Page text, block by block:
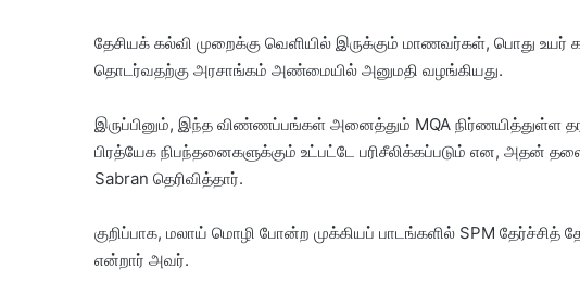
தேசியக் கல்வி முறைக்கு வெளியில் இருக்கும் மாணவர்கள், பொது உயர்
தொடர்வதற்கு அரசாங்கம் அண்மையில் அனுமதி வழங்கியது.
இருப்பினும், இந்த விண்ணப்பங்கள் அனைத்தும் MQA நிர்ணயித்துள்ள
பிரத்யேக நிபந்தனைகளுக்கும் உட்பட்டே பரிசீலிக்கப்படும் என, அதன்
Sabran தெரிவித்தார்.
குறிப்பாக, மலாய் மொழி போன்ற முக்கியப் பாடங்களில் SPM தேர்ச்சித்
என்றார் அவர்.